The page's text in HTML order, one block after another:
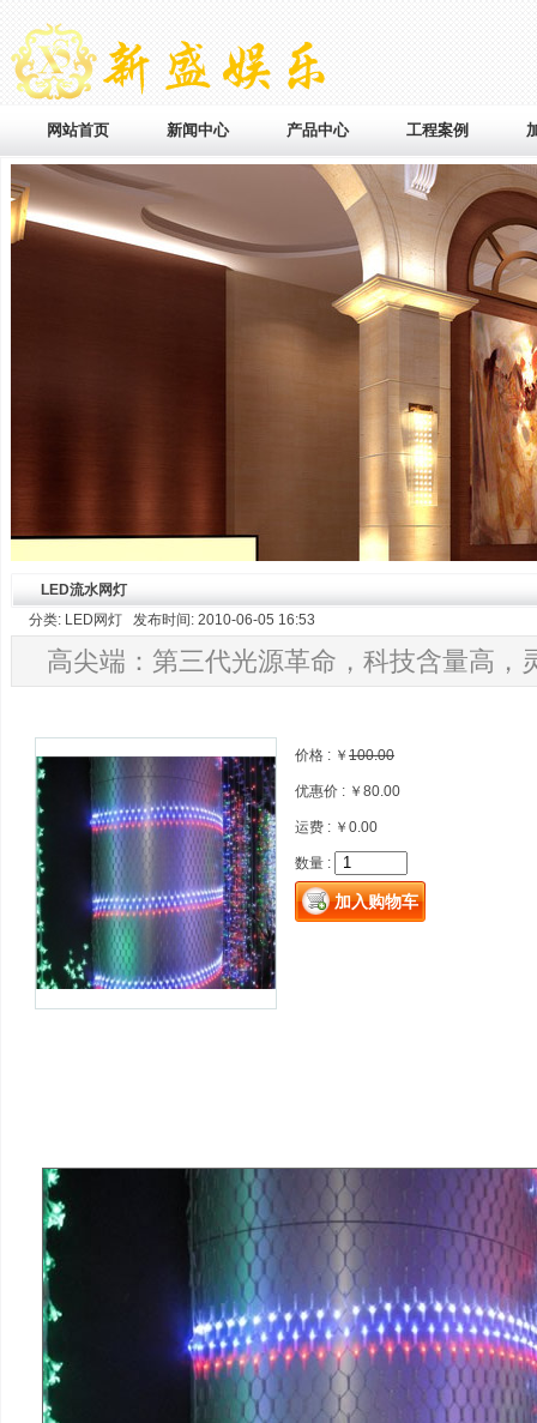
网站首页 新闻中心 产品中心 工程案例
LED流水网灯
分类: LED网灯 发布时间: 2010-06-05 16:53
高尖端：第三代光源革命，科技含量高，
价格 : ￥ 100.00
优惠价 : ￥80.00
运费 : ￥0.00
数量 :